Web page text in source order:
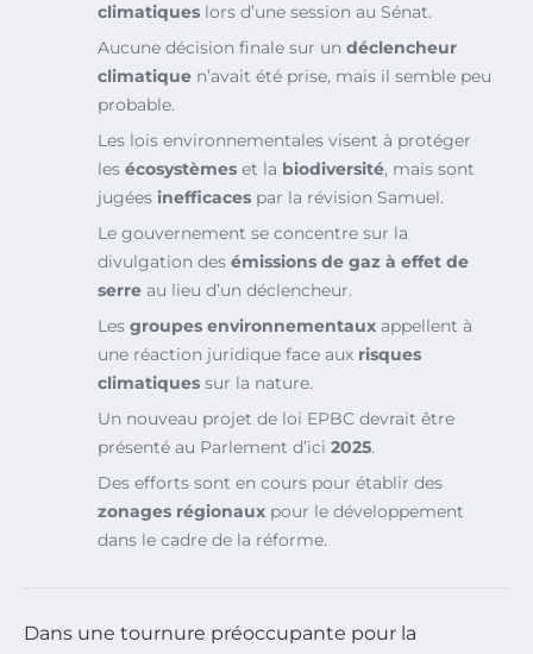
climatiques lors d’une session au Sénat.
Aucune décision finale sur un déclencheur
climatique n’avait été prise, mais il semble peu
probable.
Les lois environnementales visent à protéger
les écosystèmes et la biodiversité, mais sont
jugées inefficaces par la révision Samuel.
Le gouvernement se concentre sur la
divulgation des émissions de gaz à effet de
serre au lieu d’un déclencheur.
Les groupes environnementaux appellent à
une réaction juridique face aux risques
climatiques sur la nature.
Un nouveau projet de loi EPBC devrait être
présenté au Parlement d’ici 2025.
Des efforts sont en cours pour établir des
zonages régionaux pour le développement
dans le cadre de la réforme.
Dans une tournure préoccupante pour la